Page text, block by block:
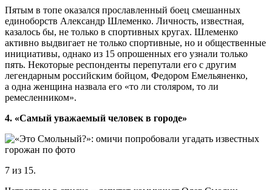
Пятым в топе оказался прославленный боец смешанных
единоборств Александр Шлеменко. Личность, известная,
казалось бы, не только в спортивных кругах. Шлеменко
активно выдвигает не только спортивные, но и общественные
инициативы, однако из 15 опрошенных его узнали только
пять. Некоторые респонденты перепутали его с другим
легендарным российским бойцом, Федором Емельяненко,
а одна женщина назвала его «то ли столяром, то ли
ремесленником».
4. «Самый уважаемый человек в городе»
7 из 15.